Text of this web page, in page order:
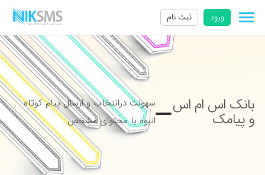
ورود ثبت نام
بانک اس ام اس
و پیامک
سهولت درانتخاب و ارسال پیام کوتاه
انبوه با محتوای مشخص